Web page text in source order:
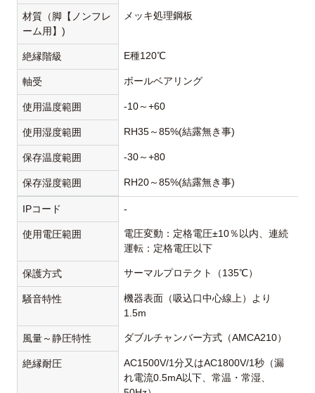
材質（脚【ノンフレ
ーム用】)
メッキ処理鋼板
絶縁階級 E種120℃
軸受 ボールベアリング
使用温度範囲 -10～+60
使用湿度範囲 RH35～85%(結露無き事)
保存温度範囲 -30～+80
保存湿度範囲 RH20～85%(結露無き事)
IPコード -
使用電圧範囲
電圧変動：定格電圧±10％以内、連続
運転：定格電圧以下
保護方式 サーマルプロテクト（135℃）
騒音特性
機器表面（吸込口中心線上）より
1.5m
風量～静圧特性 ダブルチャンバー方式（AMCA210）
絶縁耐圧
AC1500V/1分又はAC1800V/1秒（漏
れ電流0.5mA以下、常温・常湿、